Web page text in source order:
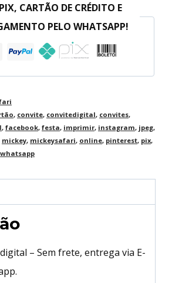
CARTÃO DE CRÉDITO E
PELO WHATSAPP!
, convite, convitedigital, convites,
, facebook, festa, imprimir, instagram, jpeg,
mickey, mickeysafari, online, pinterest, pix,
whatsapp
– Sem frete, entrega via E-